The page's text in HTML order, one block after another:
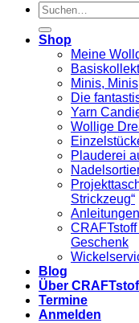
Suchen
nach:
Shop
Meine
Minis,
Die
Yarn
Wollige
Plauderei
Strickzeug“
Anleitungen
Geschenk
Blog
Über
Termine
Anmelden